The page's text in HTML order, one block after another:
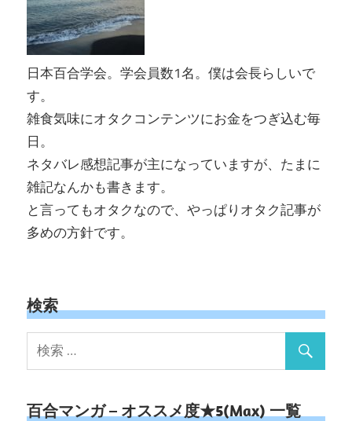
日本百合学会。学会員数1名。僕は会長らしいで
す。
雑食気味にオタクコンテンツにお金をつぎ込む毎
日。
ネタバレ感想記事が主になっていますが、たまに
雑記なんかも書きます。
と言ってもオタクなので、やっぱりオタク記事が
多めの方針です。
検索
百合マンガ – オススメ度★5(Max) 一覧